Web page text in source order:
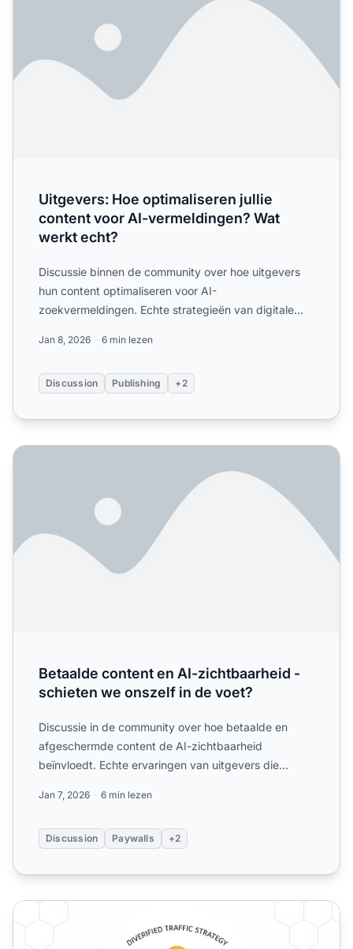
Uitgevers: Hoe optimaliseren jullie
content voor AI-vermeldingen? Wat
werkt echt?
Discussie binnen de community over hoe uitgevers
hun content optimaliseren voor AI-
zoekvermeldingen. Echte strategieën van digitale
Jan 8, 2026 6 min lezen
Discussion Publishing +2
Betaalde content en AI-zichtbaarheid - schieten we
Betaalde content en AI-zichtbaarheid -
schieten we onszelf in de voet?
Discussie in de community over hoe betaalde en
afgeschermde content de AI-zichtbaarheid
beïnvloedt. Echte ervaringen van uitgevers die
Jan 7, 2026 6 min lezen
Discussion Paywalls +2
Publisher AI-zichtbaarheid: Bescherming van verkeer in